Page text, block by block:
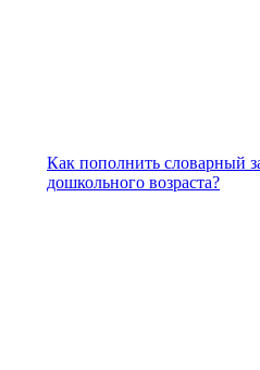
Как пополнить словарный
дошкольного возраста?